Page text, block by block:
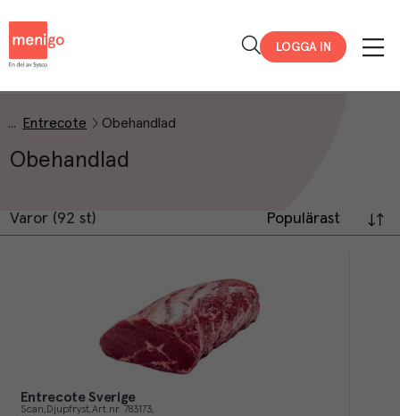
LOGGA IN
Entrecote Obehandlad
Obehandlad
Varor (92 st) Populärast
Entrecote Sverige
Scan Djupfryst Art.nr. 783173